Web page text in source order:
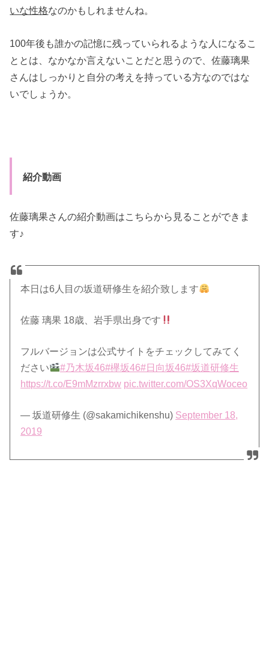
いな性格なのかもしれませんね。
100年後も誰かの記憶に残っていられるような人になるこ
ととは、なかなか言えないことだと思うので、佐藤璃果
さんはしっかりと自分の考えを持っている方なのではな
いでしょうか。
紹介動画
佐藤璃果さんの紹介動画はこちらから見ることができま
す♪
本日は6人目の坂道研修生を紹介致します
佐藤 璃果 18歳、岩手県出身です
フルバージョンは公式サイトをチェックしてみてく
ださい
#乃木坂46#欅坂46#日向坂46#坂道研修生
https://t.co/E9mMzrrxbw pic.twitter.com/OS3XqWoceo
— 坂道研修生 (@sakamichikenshu) September 18,
2019